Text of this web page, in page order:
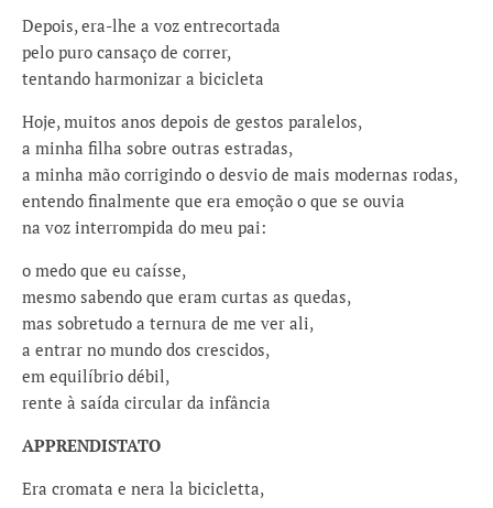
Depois, era-lhe a voz entrecortada
pelo puro cansaço de correr,
tentando harmonizar a bicicleta
Hoje, muitos anos depois de gestos paralelos,
a minha filha sobre outras estradas,
a minha mão corrigindo o desvio de mais modernas rodas,
entendo finalmente que era emoção o que se ouvia
na voz interrompida do meu pai:
o medo que eu caísse,
mesmo sabendo que eram curtas as quedas,
mas sobretudo a ternura de me ver ali,
a entrar no mundo dos crescidos,
em equilíbrio débil,
rente à saída circular da infância
APPRENDISTATO
Era cromata e nera la bicicletta,